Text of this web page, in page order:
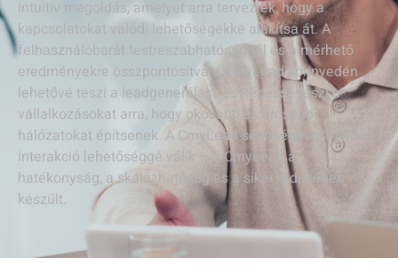
intuitív megoldás, amelyet arra terveztek, hogy a
kapcsolatokat valódi lehetőségekké alakítsa át. A
felhasználóbarát testreszabhatósággal és a mérhető
eredményekre összpontosítva a CmyLead könnyedén
lehetővé teszi a leadgenerálást, és képessé teszi a
vállalkozásokat arra, hogy okosabb és erősebb
hálózatokat építsenek. A CmyLead segítségével minden
interakció lehetőséggé válik – a CmyLead a
hatékonyság, a skálázhatóság és a siker érdekében
készült.